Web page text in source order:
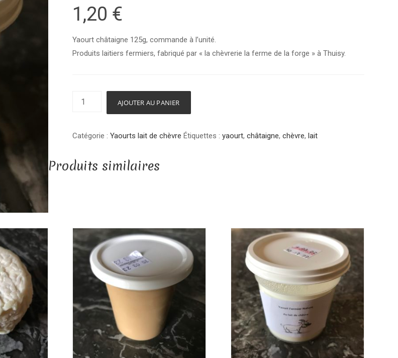
1,20 €
Yaourt châtaigne 125g, commande à l’unité.
Produits laitiers fermiers, fabriqué par « la chèvrerie la ferme de la forge » à Thuisy.
quantité
sur
de
Chèvrerie
la
ferme
forge
AJOUTER AU PANIER
Catégorie :Yaourts lait de chèvre Étiquettes :yaourt,châtaigne,chèvre,lait
Produits similaires